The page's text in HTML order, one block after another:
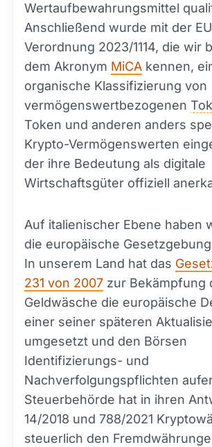
Wertaufbewahrungsmittel
Anschließend wurde mit der
Verordnung 2023/1114, die wir
dem Akronym MiCA kennen,
organische Klassifizierung von
vermögenswertbezogenen
Token und anderen anders
Krypto-Vermögenswerten
der ihre Bedeutung als digitale
Wirtschaftsgüter offiziell
Auf italienischer Ebene haben
die europäische
In unserem Land hat das
231 von 2007 zur Bekämpfung
Geldwäsche die europäische
einer seiner späteren
umgesetzt und den Börsen
Identifizierungs- und
Nachverfolgungspflichten
Steuerbehörde hat in ihren
14/2018 und 788/2021
steuerlich den